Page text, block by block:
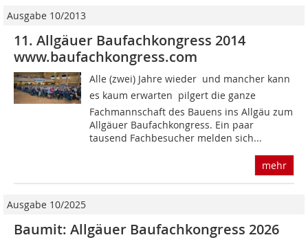
Ausgabe 10/2013
11. Allgäuer Baufachkongress 2014
www.baufachkongress.com
Alle (zwei) Jahre wieder  und mancher kann
es kaum erwarten  pilgert die ganze
Fachmannschaft des Bauens ins Allgäu zum
Allgäuer Baufachkongress. Ein paar
tausend Fachbesucher melden sich...
mehr
Ausgabe 10/2025
Baumit: Allgäuer Baufachkongress 2026